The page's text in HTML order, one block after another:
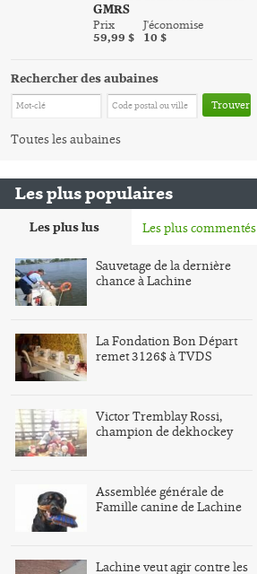
GMRS
Prix
59,99 $
J'économise
10 $
Rechercher des aubaines
Trouver
Toutes les aubaines
Les plus populaires
Les plus lus Les plus commentés
Sauvetage de la dernière
chance à Lachine
La Fondation Bon Départ
remet 3126$ à TVDS
Victor Tremblay Rossi,
champion de dekhockey
Assemblée générale de
Famille canine de Lachine
Lachine veut agir contre les